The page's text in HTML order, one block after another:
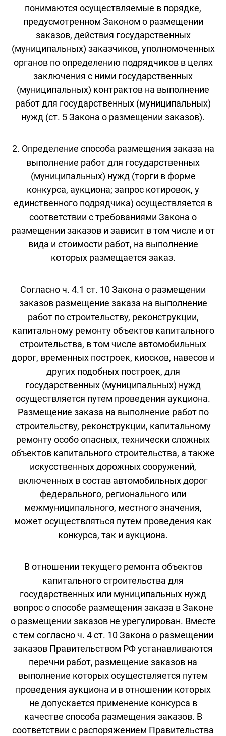
понимаются осуществляемые в порядке,
предусмотренном Законом о размещении
заказов, действия государственных
(муниципальных) заказчиков, уполномоченных
органов по определению подрядчиков в целях
заключения с ними государственных
(муниципальных) контрактов на выполнение
работ для государственных (муниципальных)
нужд (ст. 5 Закона о размещении заказов).
2. Определение способа размещения заказа на
выполнение работ для государственных
(муниципальных) нужд (торги в форме
конкурса, аукциона; запрос котировок, у
единственного подрядчика) осуществляется в
соответствии с требованиями Закона о
размещении заказов и зависит в том числе и от
вида и стоимости работ, на выполнение
которых размещается заказ.
Согласно ч. 4.1 ст. 10 Закона о размещении
заказов размещение заказа на выполнение
работ по строительству, реконструкции,
капитальному ремонту объектов капитального
строительства, в том числе автомобильных
дорог, временных построек, киосков, навесов и
других подобных построек, для
государственных (муниципальных) нужд
осуществляется путем проведения аукциона.
Размещение заказа на выполнение работ по
строительству, реконструкции, капитальному
ремонту особо опасных, технически сложных
объектов капитального строительства, а также
искусственных дорожных сооружений,
включенных в состав автомобильных дорог
федерального, регионального или
межмуниципального, местного значения,
может осуществляться путем проведения как
конкурса, так и аукциона.
В отношении текущего ремонта объектов
капитального строительства для
государственных или муниципальных нужд
вопрос о способе размещения заказа в Законе
о размещении заказов не урегулирован. Вместе
с тем согласно ч. 4 ст. 10 Закона о размещении
заказов Правительством РФ устанавливаются
перечни работ, размещение заказов на
выполнение которых осуществляется путем
проведения аукциона и в отношении которых
не допускается применение конкурса в
качестве способа размещения заказов. В
соответствии с распоряжением Правительства